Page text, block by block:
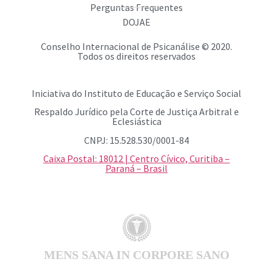
Perguntas Frequentes
DOJAE
Conselho Internacional de Psicanálise © 2020.
Todos os direitos reservados
Iniciativa do Instituto de Educação e Serviço Social
Respaldo Jurídico pela Corte de Justiça Arbitral e
Eclesiástica
CNPJ: 15.528.530/0001-84
Caixa Postal: 18012 | Centro Cívico, Curitiba –
Paraná – Brasil
MENS SANA IN CORPORE SANO